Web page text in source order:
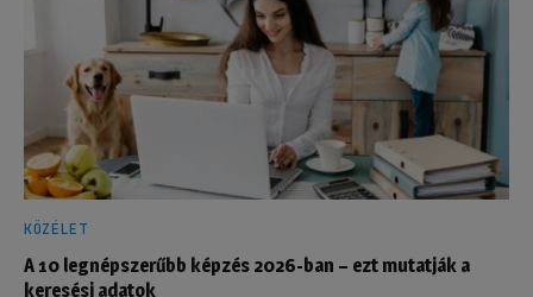
KÖZÉLET
A 10 legnépszerűbb képzés 2026-ban – ezt mutatják a
keresési adatok